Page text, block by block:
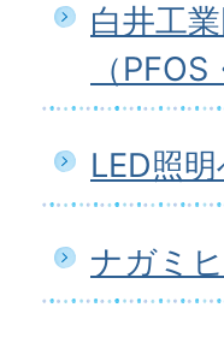
白井工
（
LED照
ナガミ